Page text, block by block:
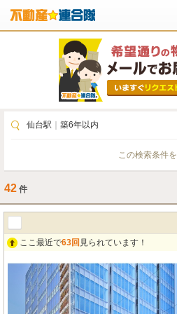
仙台駅 築6年以内
この検索条件を
42 件
ここ最近で63回 見られています！